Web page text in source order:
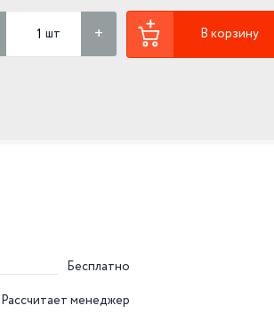
шт В корзину
Бесплатно
Рассчитает менеджер